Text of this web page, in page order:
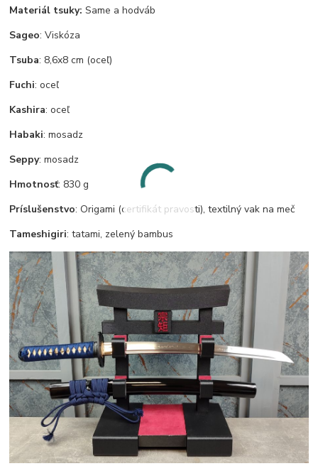
Materiál tsuky: Same a hodváb
Sageo: Viskóza
Tsuba: 8,6x8 cm (oceľ)
Fuchi: oceľ
Kashira: oceľ
Habaki: mosadz
Seppy: mosadz
Hmotnosť: 830 g
Príslušenstvo: Origami (certifikát pravosti), textilný vak na meč
Tameshigiri: tatami, zelený bambus